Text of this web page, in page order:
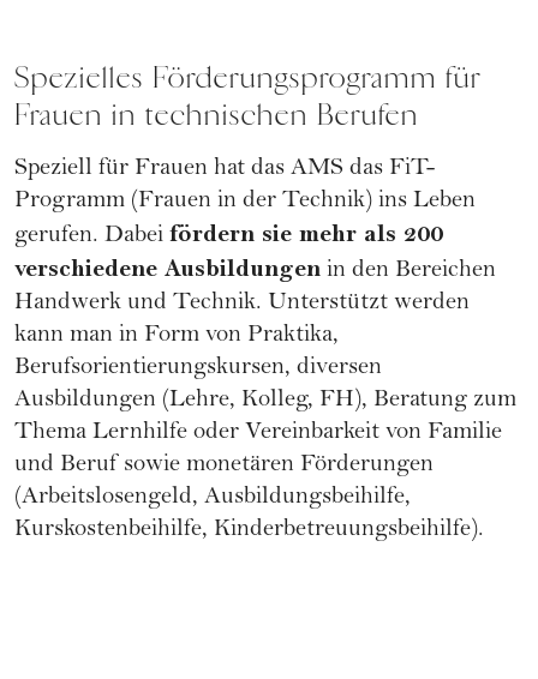
Spezielles Förderungsprogramm für
Frauen in technischen Berufen
Speziell für Frauen hat das AMS das FiT-
Programm (Frauen in der Technik) ins Leben
gerufen. Dabei fördern sie mehr als 200
verschiedene Ausbildungen in den Bereichen
Handwerk und Technik. Unterstützt werden
kann man in Form von Praktika,
Berufsorientierungskursen, diversen
Ausbildungen (Lehre, Kolleg, FH), Beratung zum
Thema Lernhilfe oder Vereinbarkeit von Familie
und Beruf sowie monetären Förderungen
(Arbeitslosengeld, Ausbildungsbeihilfe,
Kurskostenbeihilfe, Kinderbetreuungsbeihilfe).